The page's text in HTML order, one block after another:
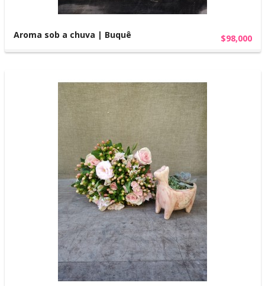
Aroma sob a chuva | Buquê $98,000